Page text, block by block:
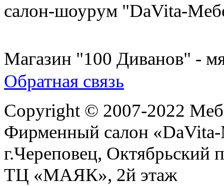
салон-шоурум "DaVita-
Магазин "100 Диванов" -
Обратная связь
Copyright © 2007-2022
Фирменный салон
г.Череповец, Октябрьский
ТЦ «МАЯК», 2й этаж